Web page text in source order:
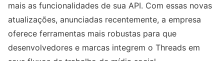
mais as funcionalidades de sua API. Com essas novas
atualizações, anunciadas recentemente, a empresa
oferece ferramentas mais robustas para que
desenvolvedores e marcas integrem o Threads em